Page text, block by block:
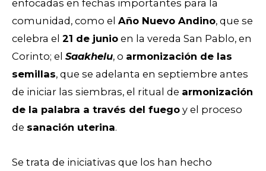
enfocadas en fechas importantes para la
comunidad, como el Año Nuevo Andino, que se
celebra el 21 de junio en la vereda San Pablo, en
Corinto; el Saakhelu, o armonización de las
semillas, que se adelanta en septiembre antes
de iniciar las siembras, el ritual de armonización
de la palabra a través del fuego y el proceso
de sanación uterina.
Se trata de iniciativas que los han hecho